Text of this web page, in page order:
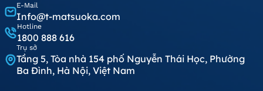
E-Mail
Info@t-matsuoka.com
Hotline
1800 888 616
Trụ sở
Tầng 5, Tòa nhà 154 phố Nguyễn Thái Học, Phường
Ba Đình, Hà Nội, Việt Nam